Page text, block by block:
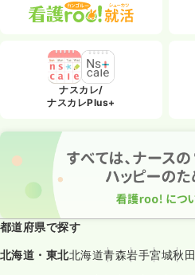
ナスカレ/
ナスカレPlus+
都道府県で探す
北海道・東北北海道青森岩手宮城秋田